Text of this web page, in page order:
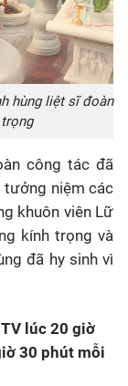
hùng liệt sĩ đoàn
công tác đã
tưởng niệm các
khuôn viên Lữ
kính trọng và
đã hy sinh vì
lúc 20 giờ
30 phút mỗi